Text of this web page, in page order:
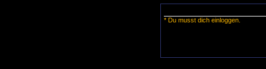
* Du musst dich einloggen.